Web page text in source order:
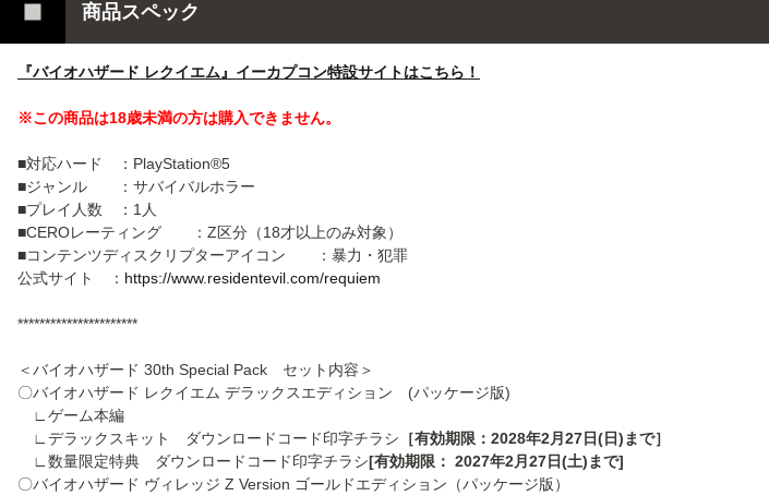
商品スペック
『バイオハザード レクイエム』イーカプコン特設サイトはこちら！
※この商品は18歳未満の方は購入できません。
■対応ハード ：PlayStation®5
■ジャンル ：サバイバルホラー
■プレイ人数 ：1人
■CEROレーティング ：Z区分（18才以上のみ対象）
■コンテンツディスクリプターアイコン ：暴力・犯罪
公式サイト ： https://www.residentevil.com/requiem
**********************
＜バイオハザード 30th Special Pack セット内容＞
〇バイオハザード レクイエム デラックスエディション (パッケージ版)
∟ゲーム本編
∟デラックスキット ダウンロードコード印字チラシ ［有効期限：2028年2月27日(日)まで］
∟数量限定特典 ダウンロードコード印字チラシ[有効期限： 2027年2月27日(土)まで]
〇バイオハザード ヴィレッジ Z Version ゴールドエディション（パッケージ版）